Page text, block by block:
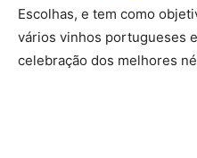
Escolhas, e tem como
vários vinhos portugueses
celebração dos melhores